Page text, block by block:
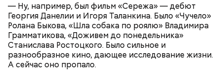
— Ну, например, был фильм «Сережа» — дебют
Георгия Данелии и Игоря Таланкина. Было «Чучело»
Ролана Быкова, «Шла собака по роялю» Владимира
Грамматикова, «Доживем до понедельника»
Станислава Ростоцкого. Было сильное и
разнообразное кино, дающее исследование жизни.
А сейчас оно пропало.